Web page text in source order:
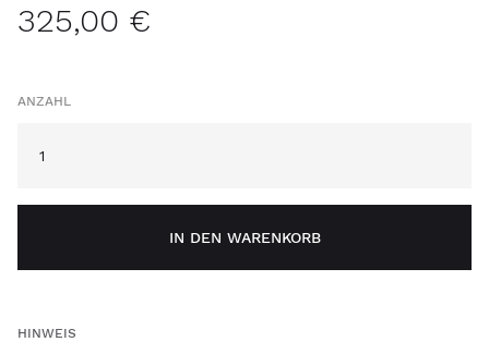
325,00 €
ANZAHL
IN DEN WARENKORB
HINWEIS